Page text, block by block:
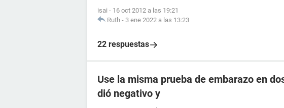
isai - 16 oct 2012 a las 19:21
Ruth - 3 ene 2022 a las 13:23
22 respuestas
Use la misma prueba de embarazo en
dió negativo y